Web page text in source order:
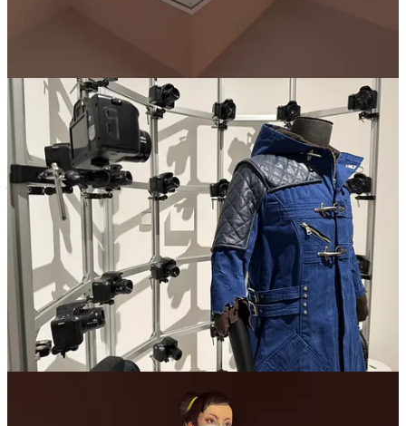
J’ai ajouté en toute fin d’article une dernière petite photo surprise
prise lors de cette excellente exposition Capcom, qui je le rappelle
fermera ses portes le 22 février 2026.
Et si vous souhaitez en savoir (encore) plus sur cette expo, il
suffit tout simplement d’écouter le dernier podcast !
Les liens pour écouter et s’abonner au podcast Pixel Bento :
pour télécharger l’épisode